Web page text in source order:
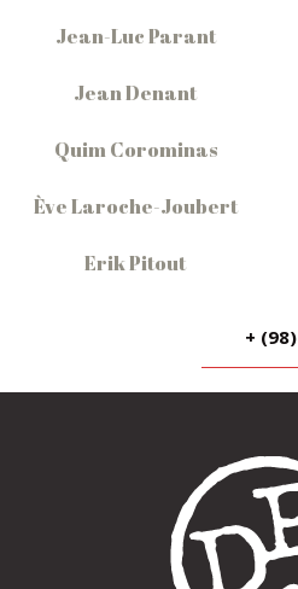
Jean-Luc Parant
Jean Denant
Quim Corominas
Ève Laroche-Joubert
Erik Pitout
+ (98)